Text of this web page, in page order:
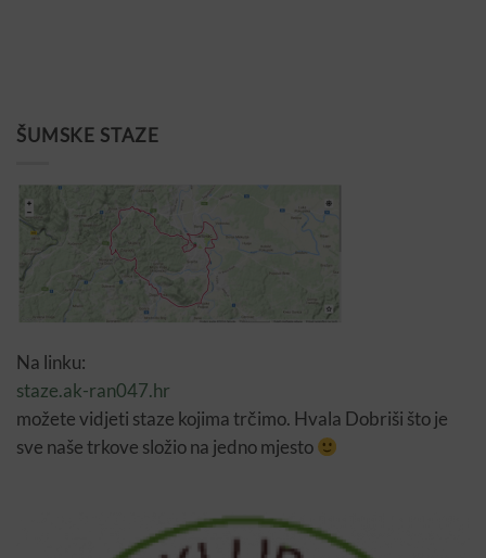
ŠUMSKE STAZE
Na linku:
staze.ak-ran047.hr
možete vidjeti staze kojima trčimo. Hvala Dobriši što je
sve naše trkove složio na jedno mjesto